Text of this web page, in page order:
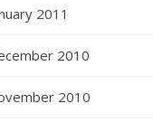
2011
2010
2010